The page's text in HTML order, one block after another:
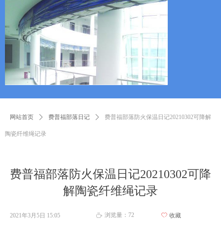
网站首页 ꄲ 费普福部落日记 ꄲ 费普福部落防火保温日记20210302可降解
陶瓷纤维绳记录
费普福部落防火保温日记20210302可降
解陶瓷纤维绳记录
2021年3月5日 15:05 ꄘ 浏览量： 72 ꄀ 收藏